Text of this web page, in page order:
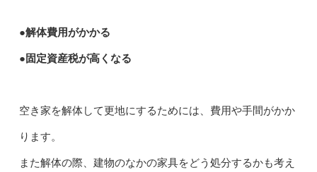
●解体費用がかかる
●固定資産税が高くなる
空き家を解体して更地にするためには、費用や手間がかか
ります。
また解体の際、建物のなかの家具をどう処分するかも考え